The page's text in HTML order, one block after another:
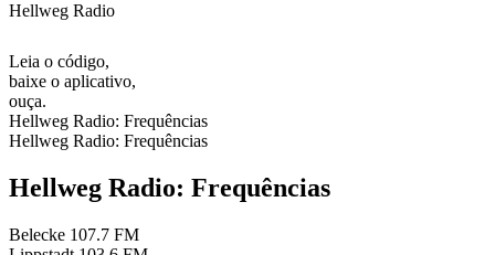
Hellweg Radio
Leia o código,
baixe o aplicativo,
ouça.
Hellweg Radio: Frequências
Hellweg Radio: Frequências
Hellweg Radio: Frequências
Belecke 107.7 FM